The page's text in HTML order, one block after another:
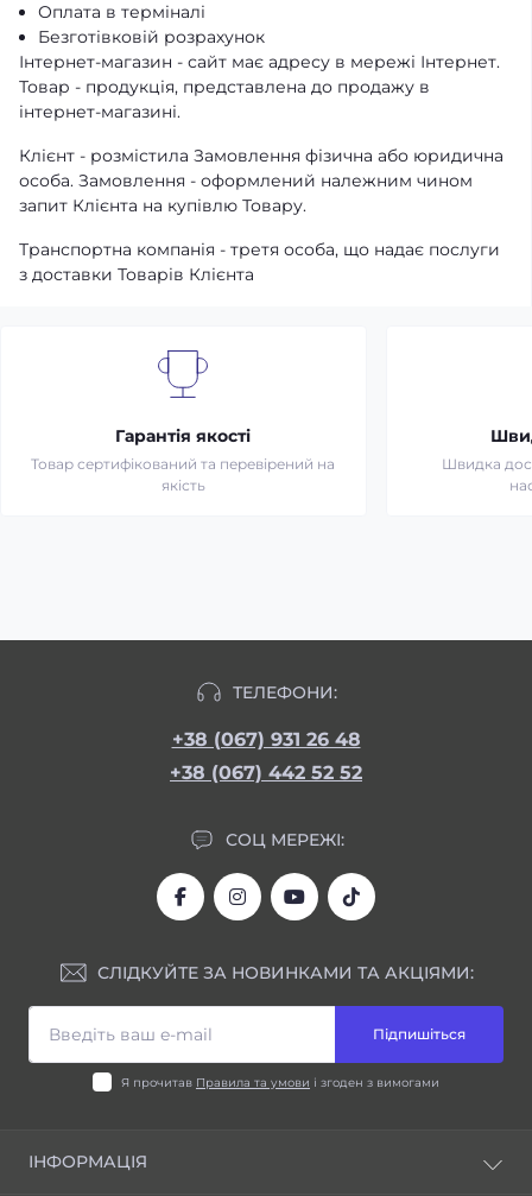
Оплата в терміналі
Безготівковій розрахунок
Інтернет-магазин - сайт має адресу в мережі Інтернет.
Товар - продукція, представлена ​​до продажу в
інтернет-магазині.
Клієнт - розмістила Замовлення фізична або юридична
особа. Замовлення - оформлений належним чином
запит Клієнта на купівлю Товару.
Транспортна компанія - третя особа, що надає послуги
з доставки Товарів Клієнта
Гарантія якості
Товар сертифікований та перевірений на
якість
Швидка
ТЕЛЕФОНИ:
+38 (067) 931 26 48
+38 (067) 442 52 52
СОЦ МЕРЕЖІ:
СЛІДКУЙТЕ ЗА НОВИНКАМИ ТА АКЦІЯМИ:
Підпишіться
Я прочитав Правила та умови і згоден з вимогами
ІНФОРМАЦІЯ